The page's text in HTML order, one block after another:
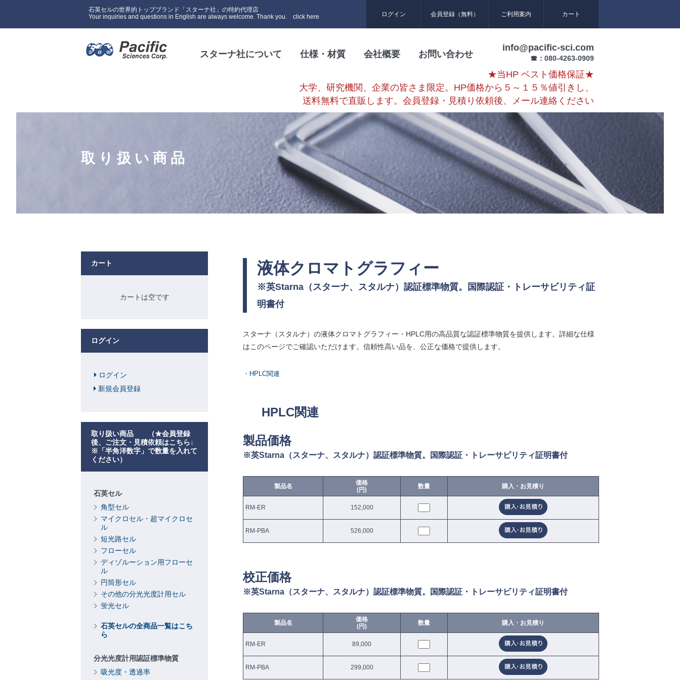
石英セルの世界的トップブランド「スターナ社」の特約代理店
Your inquiries and questions in English are always welcome. Thank you. click here ログイン 会員登録（無料） ご利用案内 カート
info@pacific-sci.com
☎：080-4263-0909
スターナ社について 仕様・材質 会社概要
お問い合わせ
★当HP ベスト価格保証★
大学、研究機関、企業の皆さま限定。HP価格から５～１５％値引きし、
送料無料で直販します。会員登録・見積り依頼後、メール連絡ください
取り扱い商品
液体クロマトグラフィー
※英Starna（スターナ、スタルナ）認証標準物質。国際認証・トレーサビリティ証
明書付
スターナ（スタルナ）の液体クロマトグラフィー・HPLC用の高品質な認証標準物質を提供します。詳細な仕様
はこのページでご確認いただけます。信頼性高い品を、公正な価格で提供します。
・ HPLC関連
HPLC関連
製品価格
※英Starna（スターナ、スタルナ）認証標準物質。国際認証・トレーサビリティ証明書付
製品名
価格
(円)
数量 購入・お見積り
RM-ER 152,000
RM-PBA 526,000
校正価格
※英Starna（スターナ、スタルナ）認証標準物質。国際認証・トレーサビリティ証明書付
製品名
価格
(円)
数量 購入・お見積り
RM-ER 89,000
RM-PBA 299,000
カート
カートは空です
ログイン
ログイン
新規会員登録
取り扱い商品 （★会員登録
後、ご注文・見積依頼はこちら↓
※「半角洋数字」で数量を入れて
ください）
石英セル
角型セル
マイクロセル・超マイクロセ
ル
短光路セル
フローセル
ディゾルーション用フローセ
ル
円筒形セル
その他の分光光度計用セル
蛍光セル
石英セルの全商品一覧はこち
ら
分光光度計用認証標準物質
吸光度・透過率